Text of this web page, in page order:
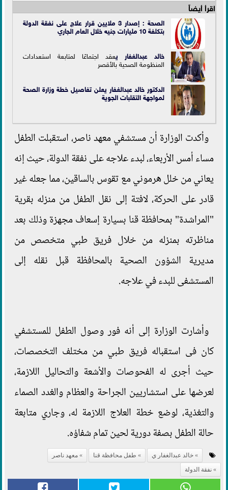
اقرأ أيضاً
الصحة : إصدار 3 ملايين قرار علاج على نفقة الدولة
بتكلفة 10 مليارات جنيه خلال العام الجاري
خالد عبدالغفار يعقد اجتماعًا لمتابعة استعدادات
المنظومة الصحية بالأقصر
الدكتور خالد عبدالغفار يعلن تفاصيل خطة وزارة الصحة
لمواجهة التقلبات الجوية
وأكدت الوزارة أن مستشفي معهد ناصر، استقبلت الطفل
مساء أمس الأربعاء، لبدء علاجه على نفقة الدولة، حيث إنه
يعاني من خلل هرموني مع تقوس بالساقين، مما جعله غير
قادر على الحركة، لافتة إلى نقل الطفل من منزله بقرية
"المراشدة" بمحافظة قنا بسيارة إسعاف مجهزة وذلك بعد
مناظرته بمنزله من خلال فريق طبي متخصص من
مديرية الشؤون الصحية بالمحافظة قبل نقله إلى
المستشفى للبدء في علاجه.
وأشارت الوزارة إلى أنه فور وصول الطفل للمستشفي
كان فى استقباله فريق طبي من مختلف التخصصات،
حيث أجرى له الفحوصات والأشعة والتحاليل اللازمة،
لعرضها على استشاريين الجراحة والعظام والغدد الصماء
والتغذية، لوضع خطة العلاج اللازمة له، وجاري متابعة
حالة الطفل بصفة دورية لحين تمام شفاؤه.
خالد عبدالغفار ي طفل محافظة قنا
معهد ناصر
نفقة الدولة